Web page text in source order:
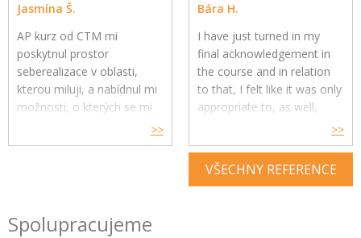
zkoušky, Zlín
pro své přemýšlivé žáky a
Jasmína Š.
AP kurz od CTM mi
poskytnul prostor
seberealizace v oblasti,
kterou miluji, a nabídnul mi
možnosti, o kterých se mi
jsem si uvědomila, co mě
ale i koníčcích.
>>
Bára H.
I have just turned in my
final acknowledgement in
the course and in relation
to that, I felt like it was only
appropriate to, as well,
gratitude for your constant
help throughout the year.
>>
VŠECHNY REFERENCE
Spolupracujeme